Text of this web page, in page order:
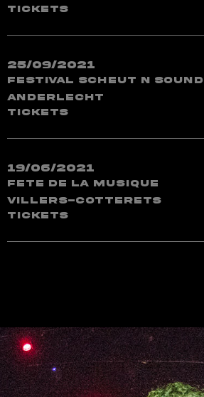
TICKETS
25/09/2021
Festival Scheut N Sound
Anderlecht
TICKETS
19/06/2021
Fete de la Musique
Villers-Cotterets
TICKETS